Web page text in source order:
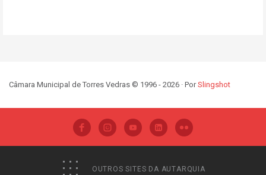
Câmara Municipal de Torres Vedras © 1996 - 2026 · PorSlingshot
OUTROS SITES DA AUTARQUIA